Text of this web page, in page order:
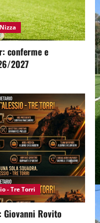
conferme e
2027
- Tre Torri
Giovanni Rovito